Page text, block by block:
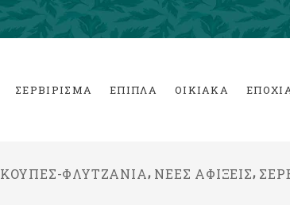
ΣΕΡΒΙΡΙΣΜΑ ΕΠΙΠΛΑ ΟΙΚΙΑΚΑ
ΚΟΥΠΕΣ-ΦΛΥΤΖΑΝΙΑ, ΝΕΕΣ ΑΦΙΞΕΙΣ,